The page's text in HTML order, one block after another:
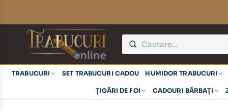
TRABUCURI SET TRABUCURI CADOU HUMIDOR TRABUCURI
ȚIGĂRI DE FOI CADOURI BĂRBAȚI